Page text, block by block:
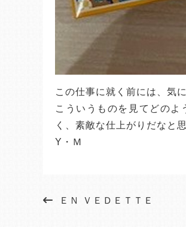
この仕事に就く前には、気
こういうものを見てどの
く、素敵な仕上がりだなと
Y・Ｍ
ＥＮ ＶＥＤＥＴＴＥ